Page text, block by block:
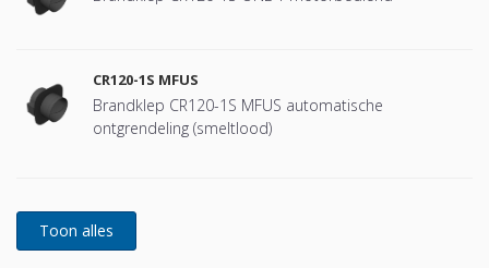
CR120-1S MFUS
Brandklep CR120-1S MFUS automatische
ontgrendeling (smeltlood)